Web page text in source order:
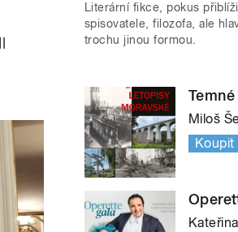
Literární fikce, pokus
spisovatele, filozofa, ale
trochu jinou formou.
Miloš
Koupit